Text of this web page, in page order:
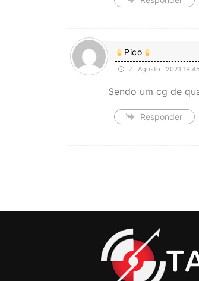
Pico
2 , Agosto , 2021 19:45
Sendo um cg de
Responder